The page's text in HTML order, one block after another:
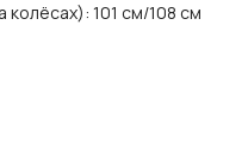
колёсах): 101 см/108 см